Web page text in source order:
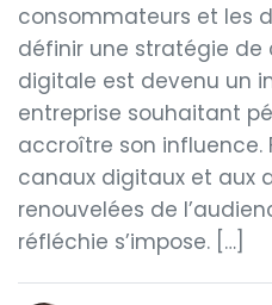
consommateurs et les
définir une stratégie
digitale est devenu un
entreprise souhaitant
accroître son influence.
canaux digitaux et aux
renouvelées de
réfléchie s’impose. […]